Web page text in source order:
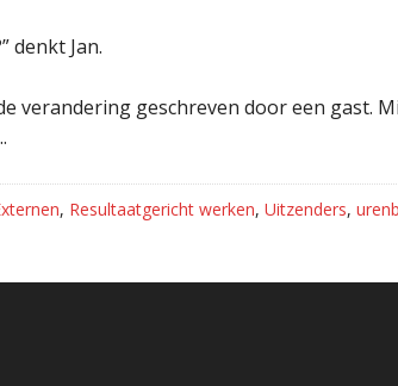
denkt Jan.
verandering geschreven door een gast.
, Resultaatgericht werken, Uitzenders,